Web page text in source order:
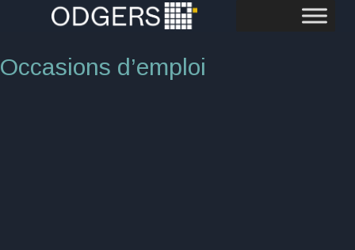
Occasions d’emploi